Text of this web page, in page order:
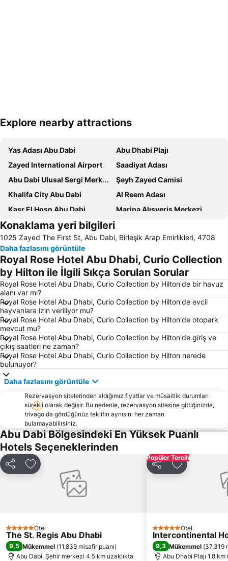
Haritayı genişlet
Explore nearby attractions
Yas Adası Abu Dabi
Abu Dhabi Plajı
Zayed International Airport
Saadiyat Adası
Abu Dabi Ulusal Sergi Merkezi
Şeyh Zayed Camisi
Khalifa City Abu Dabi
Al Reem Adası
Kasr El Hosn Abu Dabi
Marina Alışveriş Merkezi
Heritage Village Abu Dabi
Ferrari Dünyası Abu Dabi
Bayn Al Jassrayn İki Köprü Arası
Al Raha Plajı
Al Maryah Adası
Zayed Sport Stadyumu
Al Maqta Fort
Konaklama yeri bilgileri
1025 Zayed The First St, Abu Dabi, Birleşik Arap Emirlikleri, 4708
Daha fazlasını görüntüle
Royal Rose Hotel Abu Dhabi, Curio Collection
by Hilton ile İlgili Sıkça Sorulan Sorular
Royal Rose Hotel Abu Dhabi, Curio Collection by Hilton'de bir havuz
alanı var mı?
Royal Rose Hotel Abu Dhabi, Curio Collection by Hilton'de evcil
hayvanlara izin veriliyor mu?
Royal Rose Hotel Abu Dhabi, Curio Collection by Hilton'de otopark
mevcut mu?
Royal Rose Hotel Abu Dhabi, Curio Collection by Hilton'de giriş ve
çıkış saatleri ne zaman?
Royal Rose Hotel Abu Dhabi, Curio Collection by Hilton nerede
bulunuyor?
Daha fazlasını görüntüle
Rezervasyon sitelerinden aldığımız fiyatlar ve müsaitlik durumları
sürekli olarak değişir. Bu nedenle, rezervasyon sitesine gittiğinizde,
trivago'da gördüğünüz teklifin aynısını her zaman
bulamayabilirsiniz.
Abu Dabi Bölgesindeki En Yüksek Puanlı
Hotels Seçeneklerinden
Paylaş Favorilerime ekle
5 Yıldız Otel
The St. Regis Abu Dhabi
9,5 Mükemmel (11.839 misafir puanı)
Abu Dabi, Şehir merkezi 4.5 km uzaklıkta
Popüler Tercih
Paylaş Favorilerime
5 Yıldız Otel
Intercontinental
9,3 Mükemmel (37.319
Abu Dhabi Plajı 1.8 km